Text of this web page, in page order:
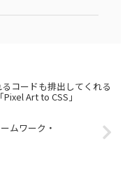
コードも排出してくれる
Art to CSS」
ムワーク・